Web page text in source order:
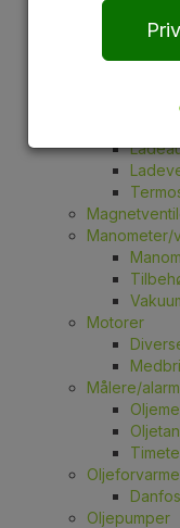
Plateveksler
Alfa
Manometer/
Motorer
Målere/
Oljepumper